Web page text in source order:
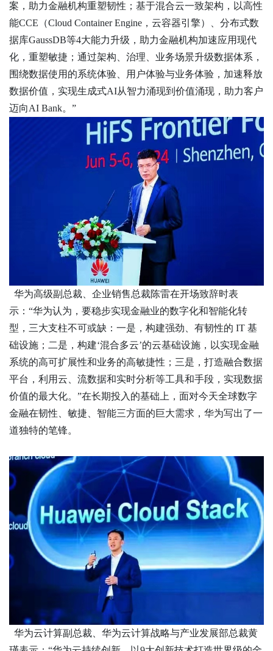
案，助力金融机构重塑韧性；基于混合云一致架构，以高性
能CCE（Cloud Container Engine，云容器引擎）、分布式数
据库GaussDB等4大能力升级，助力金融机构加速应用现代
化，重塑敏捷；通过架构、治理、业务场景升级数据体系，
围绕数据使用的系统体验、用户体验与业务体验，加速释放
数据价值，实现生成式AI从智力涌现到价值涌现，助力客户
迈向AI Bank。”
华为高级副总裁、企业销售总裁陈雷在开场致辞时表
示： “华为认为，要稳步实现金融业的数字化和智能化转
型，三大支柱不可或缺：一是，构建强劲、有韧性的 IT 基
础设施；二是，构建‘混合多云’的云基础设施，以实现金融
系统的高可扩展性和业务的高敏捷性；三是，打造融合数据
平台，利用云、流数据和实时分析等工具和手段，实现数据
价值的最大化。”在长期投入的基础上，面对今天全球数字
金融在韧性、敏捷、智能三方面的巨大需求，华为写出了一
道独特的笔锋。
华为云计算副总裁、华为云计算战略与产业发展部总裁黄